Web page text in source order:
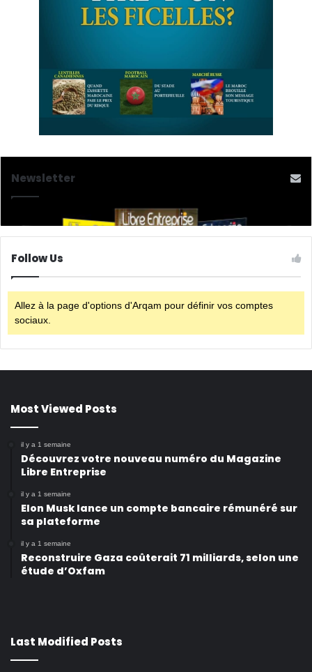
Newsletter
Follow Us
Allez à la page d'options d'Arqam pour définir vos comptes
sociaux.
Most Viewed Posts
il y a 1 semaine
Découvrez votre nouveau numéro du Magazine
Libre Entreprise
il y a 1 semaine
Elon Musk lance un compte bancaire rémunéré sur
sa plateforme
il y a 1 semaine
Reconstruire Gaza coûterait 71 milliards, selon une
étude d’Oxfam
Last Modified Posts